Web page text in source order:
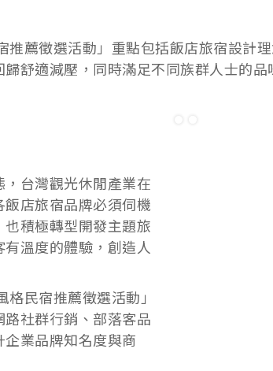
推薦徵選活動」重點包括飯店旅宿設計
舒適減壓，同時滿足不同族群人士的
台灣觀光休閒產業在
店旅宿品牌必須伺機
積極轉型開發主題旅
溫度的體驗，創造人
民宿推薦徵選活動」
社群行銷、部落客品
業品牌知名度與商